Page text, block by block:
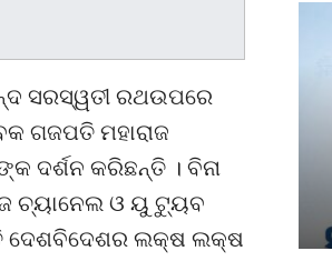
ସରସ୍ୱତୀ ରଥଉପରେ
ଗଜପତି ମହାରାଜ
ଦର୍ଶନ କରିଛନ୍ତି । ବିନା
ଚ୍ୟାନେଲ ଓ ୟୁ ଟ୍ୟୁବ
ଦେଶବିଦେଶର ଲକ୍ଷ ଲକ୍ଷ